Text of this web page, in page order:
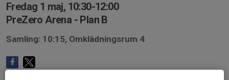
Fredag 1 maj, 10:30-12:00
PreZero Arena - Plan B
Samling: 10:15, Omklädningsrum 4